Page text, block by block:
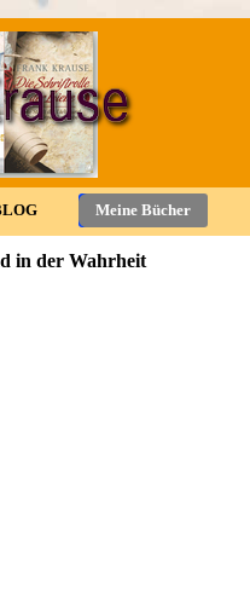
▼ ▼
Meine Bücher
in der Wahrheit